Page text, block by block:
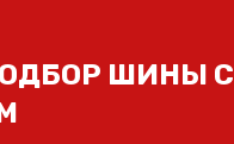
ШИНЫ С